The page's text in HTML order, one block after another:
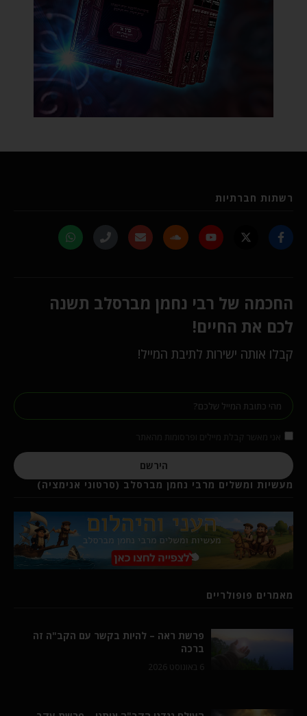
רשתות חברתיות
החכמה של רבי נחמן מברסלב תשנה
לכם את החיים!
קבלו אותה ישירות לתיבת המייל!
הירשם
מעשיות ומשלים מרבי נחמן מברסלב (סרטוני אנימציה)
מאמרים פופולריים
פרשת ראה – להיות בקשר עם הקב"ה זה
ברכה
6 באוגוסט 2026